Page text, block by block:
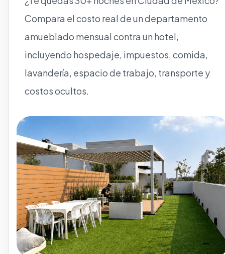
Compara el costo real de un departamento
amueblado mensual contra un hotel,
incluyendo hospedaje, impuestos, comida,
lavandería, espacio de trabajo, transporte y
costos ocultos.